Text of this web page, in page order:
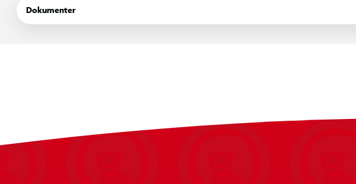
Nem montering
Dokumenter